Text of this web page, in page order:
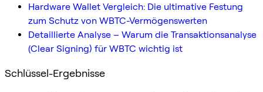
Hardware Wallet Vergleich: Die ultimative Festung
zum Schutz von WBTC-Vermögenswerten
Detaillierte Analyse – Warum die Transaktionsanalyse
(Clear Signing) für WBTC wichtig ist
Schlüssel-Ergebnisse